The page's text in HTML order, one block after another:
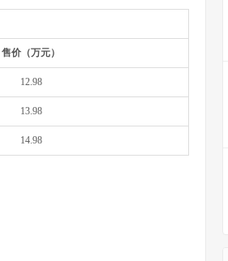
售价（万元）
12.98
13.98
14.98